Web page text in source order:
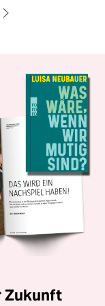
Zukunft